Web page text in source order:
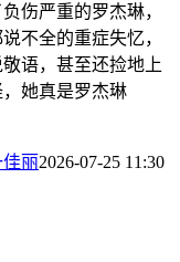
伤严重的罗杰琳，
不全的重症失忆，
语，甚至还捡地上
她真是罗杰琳
丽2026-07-25 11:30